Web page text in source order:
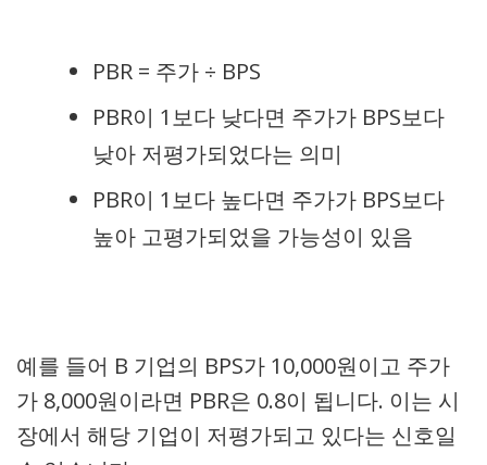
PBR = 주가 ÷ BPS
PBR이 1보다 낮다면 주가가 BPS보다
낮아 저평가되었다는 의미
PBR이 1보다 높다면 주가가 BPS보다
높아 고평가되었을 가능성이 있음
예를 들어 B 기업의 BPS가 10,000원이고 주가
가 8,000원이라면 PBR은 0.8이 됩니다. 이는 시
장에서 해당 기업이 저평가되고 있다는 신호일